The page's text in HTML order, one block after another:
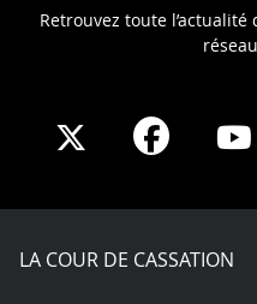
Retrouvez toute
Share
X
Share
Facebook
LA COUR DE CASSATION